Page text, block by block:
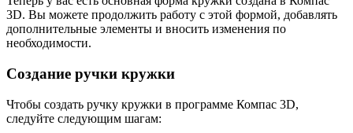
3D. Вы можете продолжить работу с этой формой, добавлять
дополнительные элементы и вносить изменения по
необходимости.
Создание ручки кружки
Чтобы создать ручку кружки в программе Компас 3D,
следуйте следующим шагам: